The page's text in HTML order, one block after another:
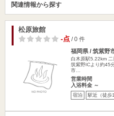
関連情報から探す
松原旅館
-点/ 0 件
福岡県 / 筑紫野
白木原駅5.22km
筑紫野ICより約45
市…
営業時間
入浴料金 ～
宿泊 駅近（徒歩